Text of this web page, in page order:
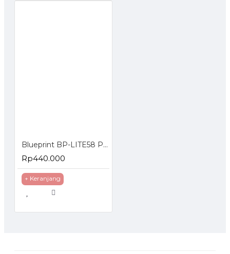
Blueprint BP-LITE58 Printer Thermal Portable Bluetooth Termal
Rp440.000
+ Keranjang